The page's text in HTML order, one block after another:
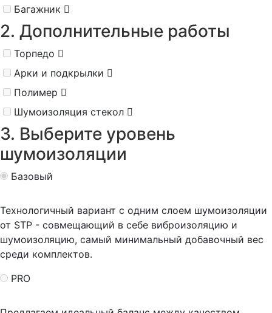
Багажник
2. Дополнительные работы
Торпедо
Арки и подкрылки
Полимер
Шумоизоляция стекол
3. Выберите уровень
шумоизоляции
Базовый
Технологичный вариант с одним слоем шумоизоляции
от STP - совмещающий в себе виброизоляцию и
шумоизоляцию, самый минимальный добавочный вес
среди комплектов.
PRO